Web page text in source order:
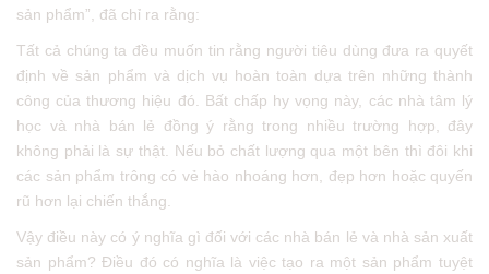
sản phẩm”, đã chỉ ra rằng:
Tất cả chúng ta đều muốn tin rằng người tiêu dùng đưa ra quyết
định về sản phẩm và dịch vụ hoàn toàn dựa trên những thành
công của thương hiệu đó. Bất chấp hy vọng này, các nhà tâm lý
học và nhà bán lẻ đồng ý rằng trong nhiều trường hợp, đây
không phải là sự thật. Nếu bỏ chất lượng qua một bên thì đôi khi
các sản phẩm trông có vẻ hào nhoáng hơn, đẹp hơn hoặc quyến
rũ hơn lại chiến thắng.
Vậy điều này có ý nghĩa gì đối với các nhà bán lẻ và nhà sản xuất
sản phẩm? Điều đó có nghĩa là việc tạo ra một sản phẩm tuyệt